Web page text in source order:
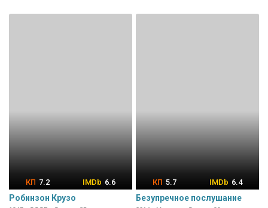
7.2 6.6
Робинзон Крузо
5.7 6.4
Безупречное послушание